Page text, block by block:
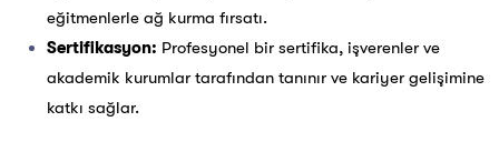
eğitmenlerle ağ kurma fırsatı.
Sertifikasyon: Profesyonel bir sertifika, işverenler ve
akademik kurumlar tarafından tanınır ve kariyer gelişimine
katkı sağlar.